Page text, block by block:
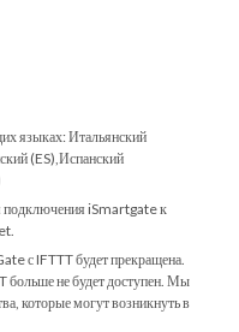
языках: Итальянский
(ES),Испанский
подключения iSmartgate к
с IFTTT будет прекращена.
больше не будет доступен. Мы
которые могут возникнуть в